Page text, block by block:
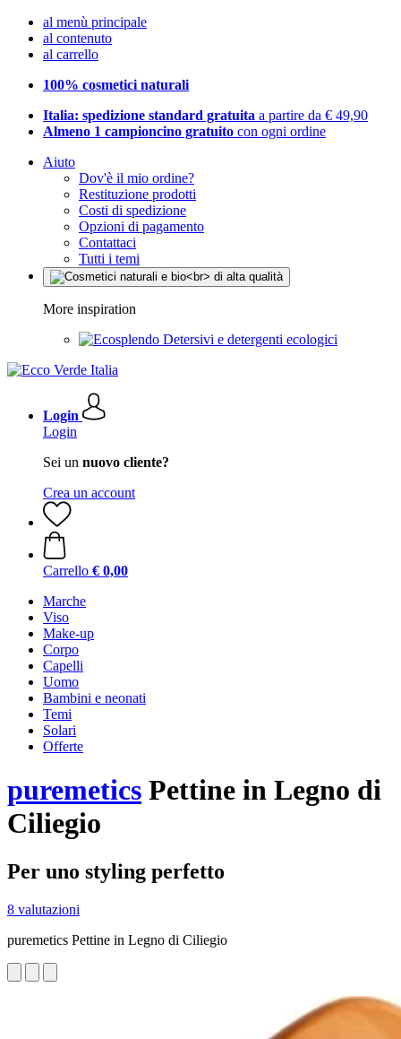
al menù principale
al contenuto
al carrello
100% cosmetici naturali
Italia: spedizione standard gratuita a partire da € 49,90
Almeno 1 campioncino gratuito con ogni ordine
Aiuto
Dov'è il mio ordine?
Restituzione prodotti
Costi di spedizione
Opzioni di pagamento
Contattaci
Tutti i temi
More inspiration
Detersivi e detergenti ecologici
Login
Login
Sei un nuovo cliente?
Crea un account
Carrello € 0,00
Marche
Viso
Make-up
Corpo
Capelli
Uomo
Bambini e neonati
Temi
Solari
Offerte
puremetics Pettine in Legno di
Ciliegio
Per uno styling perfetto
8 valutazioni
puremetics Pettine in Legno di Ciliegio